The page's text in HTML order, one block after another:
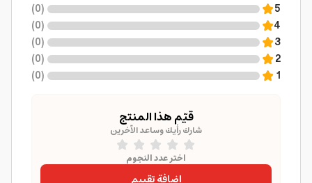
5
(
0
)
4
(
0
)
3
(
0
)
2
(
0
)
1
(
0
)
قيّم هذا المنتج
شارك رأيك وساعد الآخرين
اختر عدد النجوم
إضافة تقييم